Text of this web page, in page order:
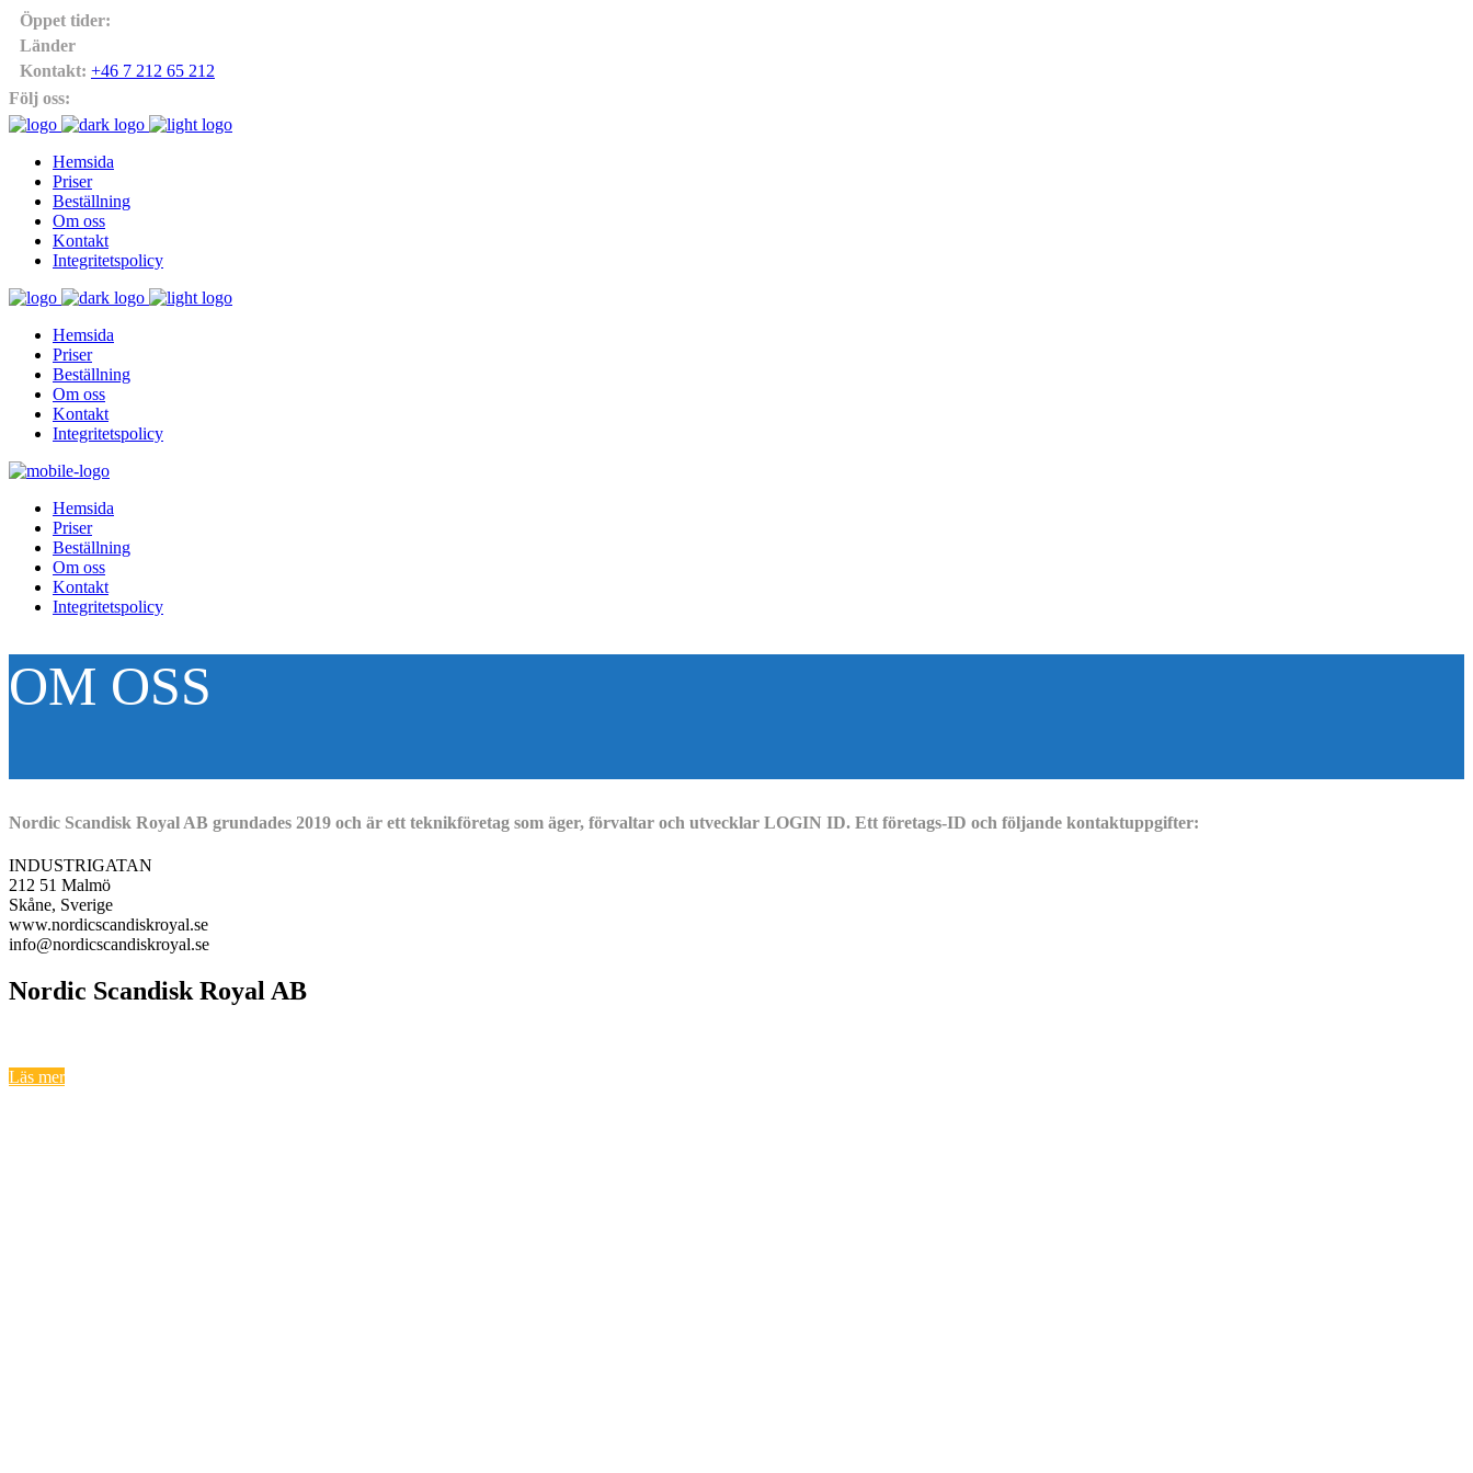
Öppet tider:
Länder
Kontakt: +46 7 212 65 212
Följ oss:
Hemsida
Priser
Beställning
Om oss
Kontakt
Integritetspolicy
Hemsida
Priser
Beställning
Om oss
Kontakt
Integritetspolicy
Hemsida
Priser
Beställning
Om oss
Kontakt
Integritetspolicy
OM OSS
Nordic Scandisk Royal AB grundades 2019 och är ett teknikföretag som äger, förvaltar och utvecklar LOGIN ID. Ett företags-ID och följande kontaktuppgifter:
INDUSTRIGATAN
212 51 Malmö
Skåne, Sverige
www.nordicscandiskroyal.se
info@nordicscandiskroyal.se
Nordic Scandisk Royal AB
Läs mer